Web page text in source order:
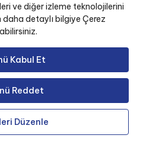
ve diğer izleme teknolojilerini
daha detaylı bilgiye Çerez
Kabul Et
Reddet
Düzenle
Okul Yönetim Sistemi
Ege Lisesi. Tüm Hakları
Toplumu Hizmetleri